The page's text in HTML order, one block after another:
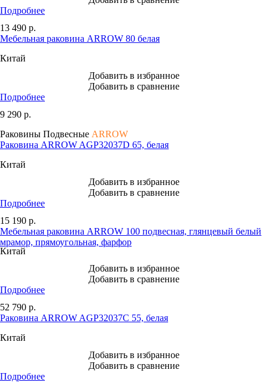
Подробнее
13 490 р.
Мебельная раковина ARROW 80 белая
Китай
Добавить в избранное
Добавить в сравнение
Подробнее
9 290 р.
Раковины Подвесные ARROW
Раковина ARROW AGP32037D 65, белая
Китай
Добавить в избранное
Добавить в сравнение
Подробнее
15 190 р.
Мебельная раковина ARROW 100 подвесная, глянцевый белый
мрамор, прямоугольная, фарфор
Китай
Добавить в избранное
Добавить в сравнение
Подробнее
52 790 р.
Раковина ARROW AGP32037C 55, белая
Китай
Добавить в избранное
Добавить в сравнение
Подробнее